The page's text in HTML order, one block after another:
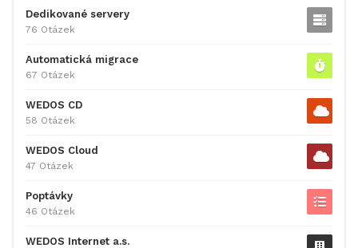
Dedikované servery
76 Otázek
Automatická migrace
67 Otázek
WEDOS CD
58 Otázek
WEDOS Cloud
47 Otázek
Poptávky
46 Otázek
WEDOS Internet a.s.